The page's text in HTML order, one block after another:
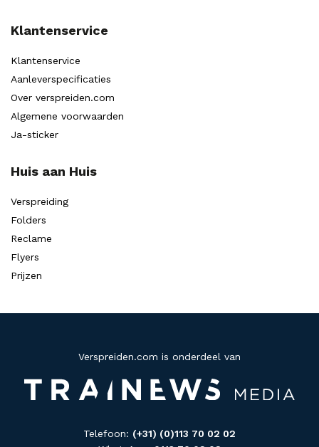
Klantenservice
Klantenservice
Aanleverspecificaties
Over verspreiden.com
Algemene voorwaarden
Ja-sticker
Huis aan Huis
Verspreiding
Folders
Reclame
Flyers
Prijzen
Verspreiden.com is onderdeel van
Telefoon: (+31) (0)113 70 02 02